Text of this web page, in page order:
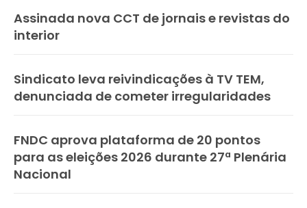
Assinada nova CCT de jornais e revistas do
interior
Sindicato leva reivindicações à TV TEM,
denunciada de cometer irregularidades
FNDC aprova plataforma de 20 pontos
para as eleições 2026 durante 27ª Plenária
Nacional